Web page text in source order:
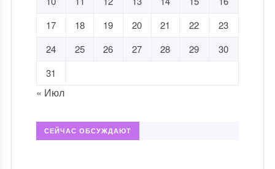
17
18 19 20 21 22
23
24
25 26 27 28 29
30
31
« Июл
СЕЙЧАС ОБСУЖДАЮТ